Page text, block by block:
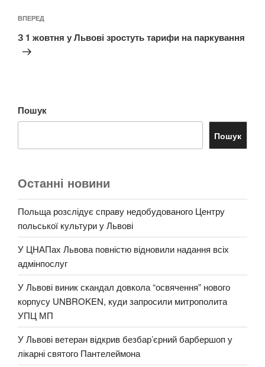
Наступний
запис
ВПЕРЕД
З 1 жовтня у Львові зростуть тарифи на паркування
Пошук
Пошук
Останні новини
Польща розслідує справу недобудованого Центру
польської культури у Львові
У ЦНАПах Львова повністю відновили надання всіх
адмінпослуг
У Львові виник скандал довкола “освячення” нового
корпусу UNBROKEN, куди запросили митрополита
УПЦ МП
У Львові ветеран відкрив безбар’єрний барбершоп у
лікарні святого Пантелеймона